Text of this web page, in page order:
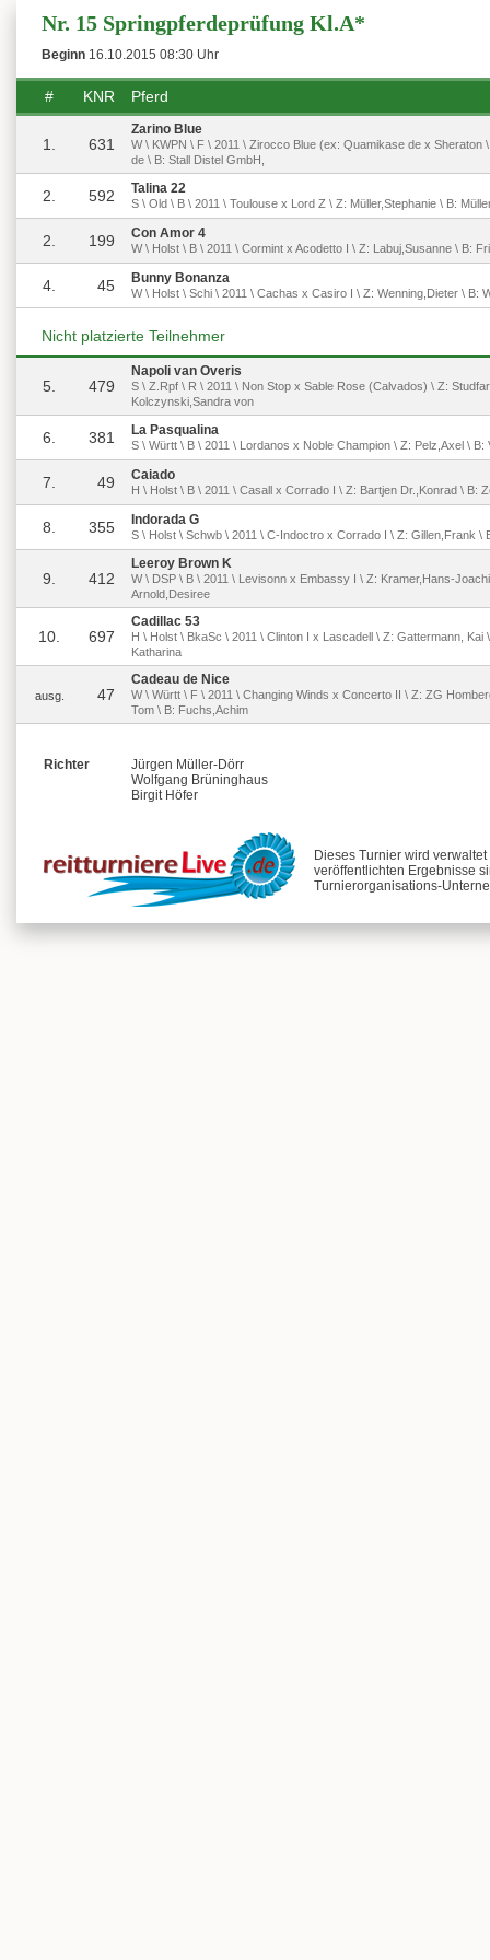
Nr. 15 Springpferdeprüfung Kl.A*
Beginn 16.10.2015 08:30 Uhr
# KNR Pferd
1. 631
Zarino Blue
W \ KWPN \ F \ 2011 \ Zirocco Blue (ex: Quamikase de x Sheraton
de \ B: Stall Distel GmbH,
2. 592 Talina 22
S \ Old \ B \ 2011 \ Toulouse x Lord Z \ Z: Müller,Stephanie \ B:
2. 199 Con Amor 4
W \ Holst \ B \ 2011 \ Cormint x Acodetto I \ Z: Labuj,Susanne \ B:
4. 45 Bunny Bonanza
W \ Holst \ Schi \ 2011 \ Cachas x Casiro I \ Z: Wenning,Dieter \ B:
Nicht platzierte Teilnehmer
5. 479
Napoli van Overis
S \ Z.Rpf \ R \ 2011 \ Non Stop x Sable Rose (Calvados) \ Z:
Kolczynski,Sandra von
6. 381 La Pasqualina
S \ Württ \ B \ 2011 \ Lordanos x Noble Champion \ Z: Pelz,Axel \ B:
7. 49 Caiado
H \ Holst \ B \ 2011 \ Casall x Corrado I \ Z: Bartjen Dr.,Konrad \ B:
8. 355 Indorada G
S \ Holst \ Schwb \ 2011 \ C-Indoctro x Corrado I \ Z: Gillen,Frank \
9. 412
Leeroy Brown K
W \ DSP \ B \ 2011 \ Levisonn x Embassy I \ Z: Kramer,Hans-
Arnold,Desiree
10. 697
Cadillac 53
H \ Holst \ BkaSc \ 2011 \ Clinton I x Lascadell \ Z: Gattermann, Kai
Katharina
ausg. 47
Cadeau de Nice
W \ Württ \ F \ 2011 \ Changing Winds x Concerto II \ Z: ZG
Tom \ B: Fuchs,Achim
Richter
Jürgen Müller-Dörr
Wolfgang Brüninghaus
Birgit Höfer
Dieses Turnier wird
veröffentlichten Ergebnisse
Turnierorganisations-